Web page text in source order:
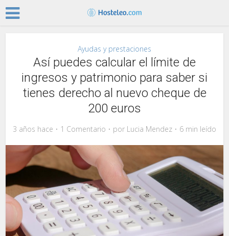
Ayudas y prestaciones
Así puedes calcular el límite de
ingresos y patrimonio para saber si
tienes derecho al nuevo cheque de
200 euros
3 años hace 1 Comentario por Lucia Mendez 6 min leído